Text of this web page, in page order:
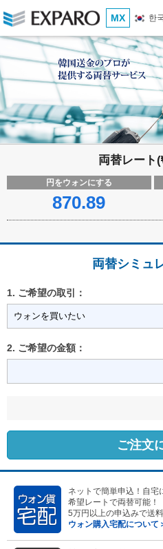
MX 한
両替レート
円をウォンにする
870.89
両替シミュ
1. ご希望の取引：
2. ご希望の金額：
ご注文
ネットで簡単申込！自宅
希望レートで両替可能！
5万円以上の申込みで送
ウォン購入宅配について